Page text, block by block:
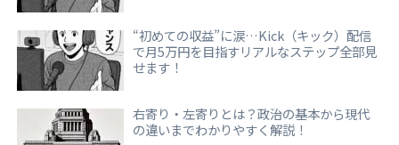
“初めての収益”に涙…Kick（キック）配信
で月5万円を目指すリアルなステップ全部見
せます！
右寄り・左寄りとは？政治の基本から現代
の違いまでわかりやすく解説！